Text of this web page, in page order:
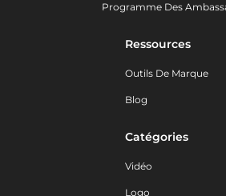
Programme Des
Ressources
Outils De Marque
Blog
Catégories
Vidéo
Logo